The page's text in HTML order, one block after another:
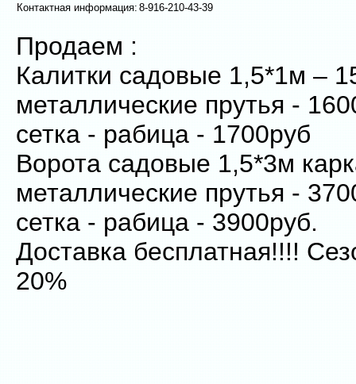
Контактная информация:8-916-210-43-39
Продаем :
Калитки садовые 1,5*1м –
металлические прутья -
сетка - рабица - 1700руб
Ворота садовые 1,5*3м
металлические прутья -
сетка - рабица - 3900руб.
Доставка бесплатная!!!!
20%